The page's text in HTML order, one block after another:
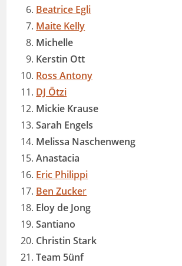
Beatrice Egli
Maite Kelly
Michelle
Kerstin Ott
Ross Antony
DJ Ötzi
Mickie Krause
Sarah Engels
Melissa Naschenweng
Anastacia
Eric Philippi
Ben Zucker
Eloy de Jong
Santiano
Christin Stark
Team 5ünf